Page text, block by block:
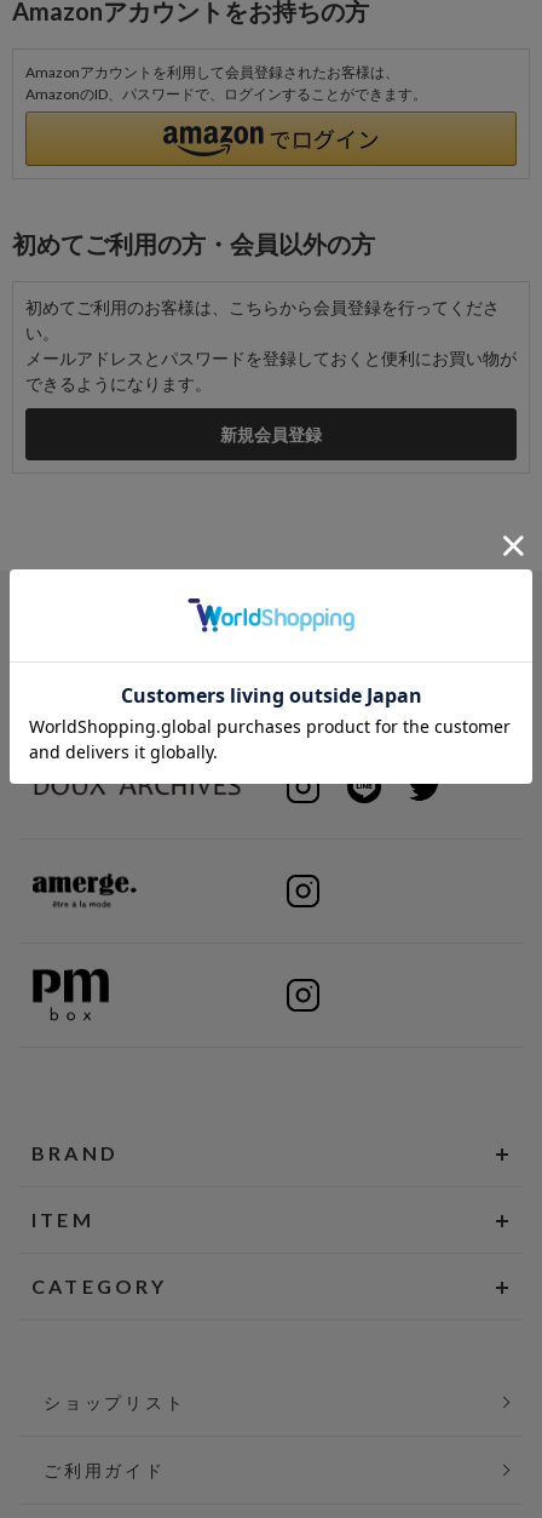
Amazonアカウントをお持ちの方
Amazonアカウントを利用して会員登録されたお客様は、
AmazonのID、パスワードで、ログインすることができます。
初めてご利用の方・会員以外の方
初めてご利用のお客様は、こちらから会員登録を行ってくださ
い。
メールアドレスとパスワードを登録しておくと便利にお買い物が
できるようになります。
BRAND
ITEM
CATEGORY
ショップリスト
ご利用ガイド